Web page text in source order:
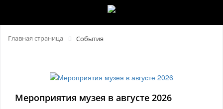
Главная страница События
Мероприятия музея в августе 2026